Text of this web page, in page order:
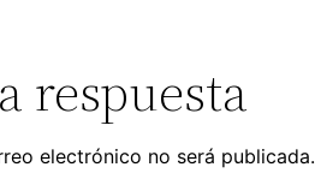
respuesta
electrónico no será publicada.